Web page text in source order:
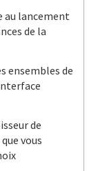
au lancement
de la
ensembles de
de
vous